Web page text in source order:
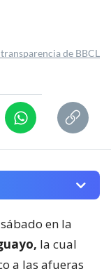
de BBCL
en la
la cual
a las afueras